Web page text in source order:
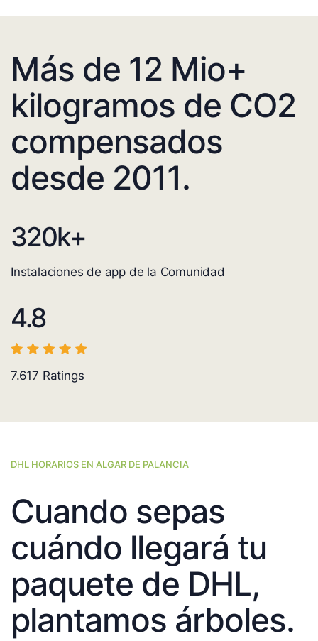
Más de 12 Mio+
kilogramos de CO2
compensados
desde 2011.
320k+
Instalaciones de app de la Comunidad
4.8
7.617 Ratings
DHL HORARIOS EN ALGAR DE PALANCIA
Cuando sepas
cuándo llegará tu
paquete de DHL,
plantamos árboles.